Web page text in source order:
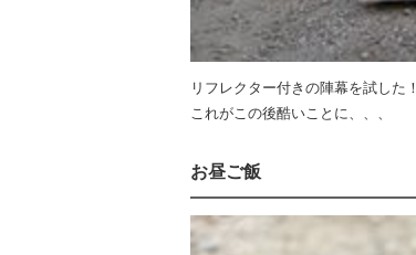
リフレクター付きの陣幕を試した！
これがこの後酷いことに、、、
お昼ご飯